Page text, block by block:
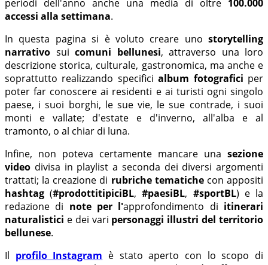
periodi dell'anno anche una media di oltre 100.000
accessi alla settimana.
In questa pagina si è voluto creare uno storytelling
narrativo sui comuni bellunesi, attraverso una loro
descrizione storica, culturale, gastronomica, ma anche e
soprattutto realizzando specificialbum fotografici per
poter far conoscere ai residenti e ai turisti ogni singolo
paese, i suoi borghi, le sue vie, le sue contrade, i suoi
monti e vallate; d'estate e d'inverno, all'alba e al
tramonto, o al chiar di luna.
Infine, non poteva certamente mancare una sezione
video divisa in playlist a seconda dei diversi argomenti
trattati; la creazione di rubriche tematichecon appositi
hashtag (#prodottitipiciBL,#paesiBL, #sportBL) e la
redazione di note per l'approfondimento di itinerari
naturalistici e dei vari personaggi illustri del territorio
bellunese.
Il profilo Instagram è stato aperto con lo scopo di